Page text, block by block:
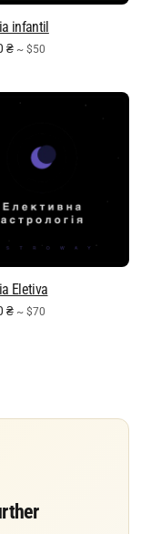
infantil
₴ ~ $50
Eletiva
₴ ~ $70